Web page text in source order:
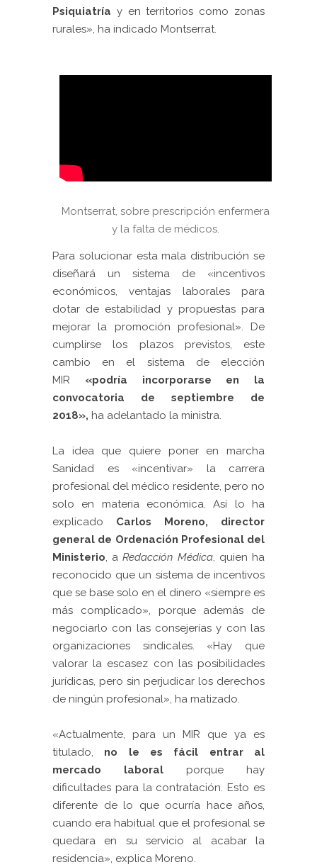
Psiquiatría y en territorios como zonas
rurales», ha indicado Montserrat.
Montserrat, sobre prescripción enfermera
y la falta de médicos.
Para solucionar esta mala distribución se
diseñará un sistema de «incentivos
económicos, ventajas laborales para
dotar de estabilidad y propuestas para
mejorar la promoción profesional». De
cumplirse los plazos previstos, este
cambio en el sistema de elección
MIR «podría incorporarse en la
convocatoria de septiembre de
2018», ha adelantado la ministra.
La idea que quiere poner en marcha
Sanidad es «incentivar» la carrera
profesional del médico residente, pero no
solo en materia económica. Así lo ha
explicado Carlos Moreno, director
general de Ordenación Profesional del
Ministerio, aRedacción Médica, quien ha
reconocido que un sistema de incentivos
que se base solo en el dinero «siempre es
más complicado», porque además de
negociarlo con las consejerías y con las
organizaciones sindicales. «Hay que
valorar la escasez con las posibilidades
jurídicas, pero sin perjudicar los derechos
de ningún profesional», ha matizado.
«Actualmente, para un MIR que ya es
titulado, no le es fácil entrar al
mercado laboral porque hay
dificultades para la contratación. Esto es
diferente de lo que ocurría hace años,
cuando era habitual que el profesional se
quedara en su servicio al acabar la
residencia», explica Moreno.